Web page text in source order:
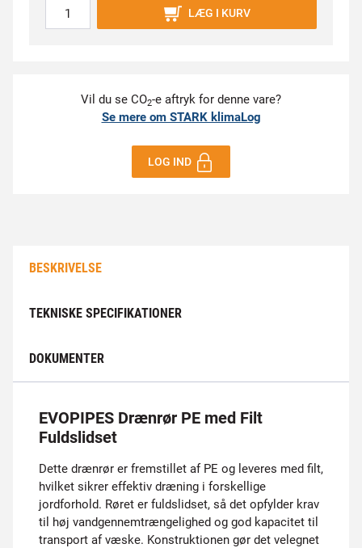
LÆG I KURV
Vil du se CO2-e aftryk for denne vare?
Se mere om STARK klimaLog
LOG IND
BESKRIVELSE
TEKNISKE SPECIFIKATIONER
DOKUMENTER
EVOPIPES Drænrør PE med Filt
Fuldslidset
Dette drænrør er fremstillet af PE og leveres med filt,
hvilket sikrer effektiv dræning i forskellige
jordforhold. Røret er fuldslidset, så det opfylder krav
til høj vandgennemtrængelighed og god kapacitet til
transport af væske. Konstruktionen gør det velegnet